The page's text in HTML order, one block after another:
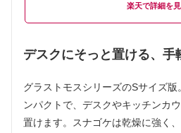
楽天
デスクにそっと置ける、手
グラストモスシリーズのSサイズ
ンパクトで、デスクやキッチンカ
置けます。スナゴケは乾燥に強く